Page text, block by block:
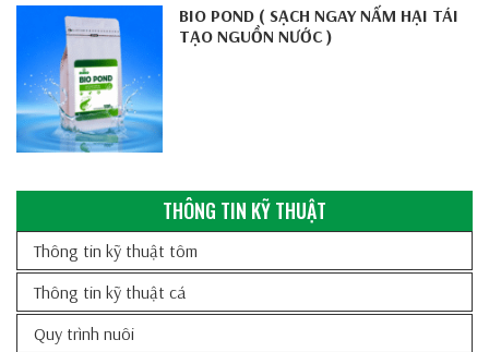
BIO POND ( SẠCH NGAY NẤM HẠI TÁI
TẠO NGUỒN NƯỚC )
THÔNG TIN KỸ THUẬT
Thông tin kỹ thuật tôm
Thông tin kỹ thuật cá
Quy trình nuôi